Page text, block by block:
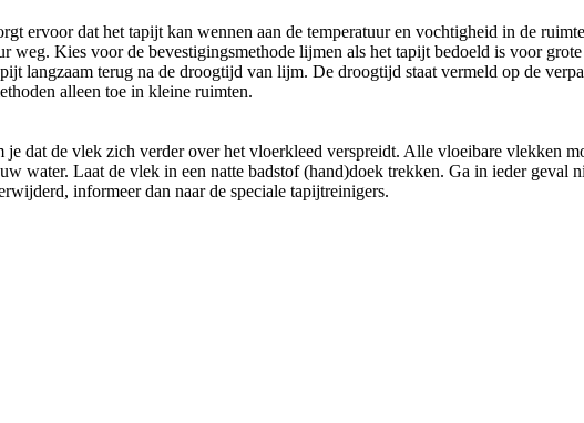
ervoor dat het tapijt kan wennen aan de temperatuur en vochtigheid in de
weg. Kies voor de bevestigingsmethode lijmen als het tapijt bedoeld is voor
langzaam terug na de droogtijd van lijm. De droogtijd staat vermeld op de
alleen toe in kleine ruimten.
dat de vlek zich verder over het vloerkleed verspreidt. Alle vloeibare vlekken
water. Laat de vlek in een natte badstof (hand)doek trekken. Ga in ieder geval
informeer dan naar de speciale tapijtreinigers.